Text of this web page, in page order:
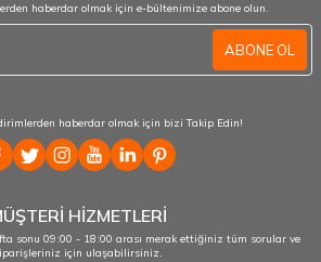
haberdar olmak için e-bültenimize abone olun.
ABONE OL
haberdar olmak için bizi Takip Edin!
HİZMETLERİ
sonu 09:00 - 18:00 arası merak ettiğiniz tüm sorular ve
için ulaşabilirsiniz.